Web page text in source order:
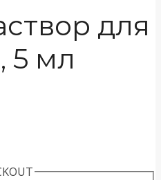
для
5 мл